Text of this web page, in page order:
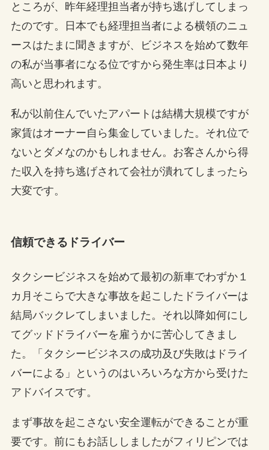
ところが、昨年経理担当者が持ち逃げしてしまっ
たのです。日本でも経理担当者による横領のニュ
ースはたまに聞きますが、ビジネスを始めて数年
の私が当事者になる位ですから発生率は日本より
高いと思われます。
私が以前住んでいたアパートは結構大規模ですが
家賃はオーナー自ら集金していました。それ位で
ないとダメなのかもしれません。お客さんから得
た収入を持ち逃げされて会社が潰れてしまったら
大変です。
信頼できるドライバー
タクシービジネスを始めて最初の新車でわずか１
カ月そこらで大きな事故を起こしたドライバーは
結局バックレてしまいました。それ以降如何にし
てグッドドライバーを雇うかに苦心してきまし
た。「タクシービジネスの成功及び失敗はドライ
バーによる」というのはいろいろな方から受けた
アドバイスです。
まず事故を起こさない安全運転ができることが重
要です。前にもお話ししましたがフィリピンでは